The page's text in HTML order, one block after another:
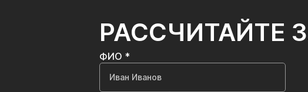
РАССЧИТАЙТЕ
ФИО *